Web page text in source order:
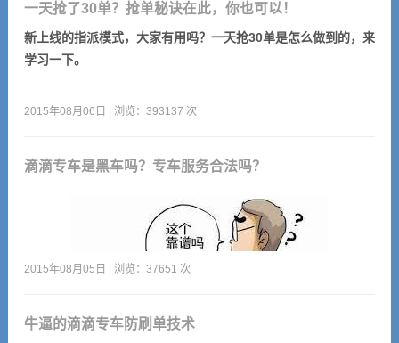
一天抢了30单？抢单秘诀在此，你也可以！
新上线的指派模式，大家有用吗？一天抢30单是怎么做到的，来
学习一下。
2015年08月06日 | 浏览：393137 次
滴滴专车是黑车吗？专车服务合法吗？
2015年08月05日 | 浏览：37651 次
牛逼的滴滴专车防刷单技术